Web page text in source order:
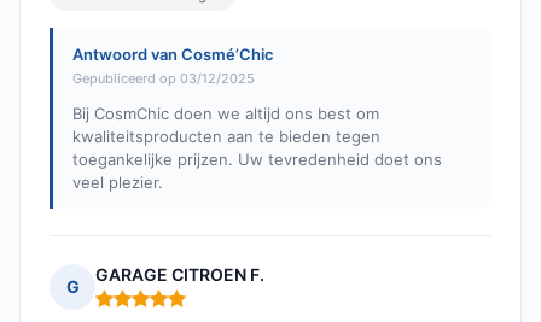
Antwoord van Cosmé’Chic
Gepubliceerd op 03/12/2025
Bij CosmChic doen we altijd ons best om
kwaliteitsproducten aan te bieden tegen
toegankelijke prijzen. Uw tevredenheid doet ons
veel plezier.
G
GARAGE CITROEN F.
Opmerking: 5 van 5